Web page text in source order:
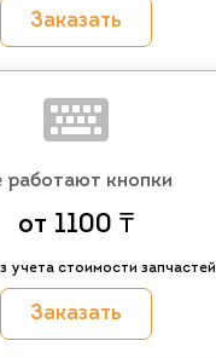
Заказать
работают кнопки
от 1100 ₸
учета стоимости запчастей
Заказать